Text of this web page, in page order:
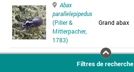
Abax
parallelepipedus
(Piller &
Mitterpacher,
1783)
Grand abax
Abax
Abax
Filtres de recherche